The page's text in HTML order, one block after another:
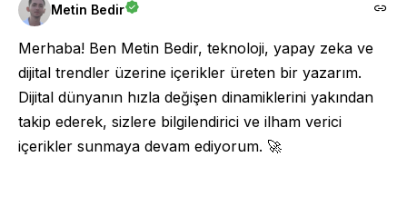
Metin Bedir
Merhaba! Ben Metin Bedir, teknoloji, yapay zeka ve
dijital trendler üzerine içerikler üreten bir yazarım.
Dijital dünyanın hızla değişen dinamiklerini yakından
takip ederek, sizlere bilgilendirici ve ilham verici
içerikler sunmaya devam ediyorum. 🚀